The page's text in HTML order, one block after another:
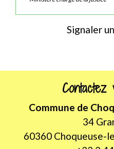
Signaler
Commune de
34
60360 Choqueuse-